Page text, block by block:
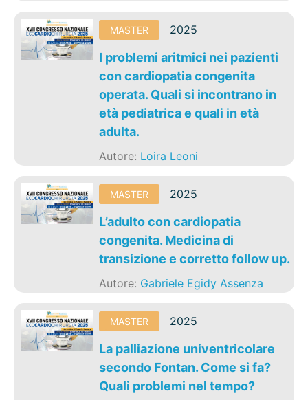
MASTER 2025
I problemi aritmici nei pazienti
con cardiopatia congenita
operata. Quali si incontrano in
età pediatrica e quali in età
adulta.
Autore: Loira Leoni
MASTER 2025
L’adulto con cardiopatia
congenita. Medicina di
transizione e corretto follow up.
Autore: Gabriele Egidy Assenza
MASTER 2025
La palliazione univentricolare
secondo Fontan. Come si fa?
Quali problemi nel tempo?